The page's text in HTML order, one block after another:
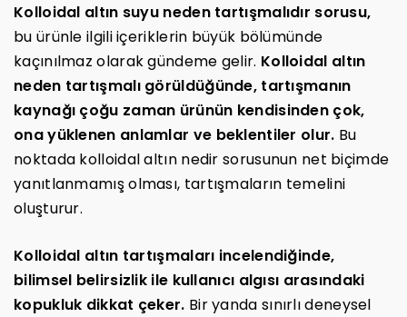
Kolloidal altın suyu neden tartışmalıdır sorusu,
bu ürünle ilgili içeriklerin büyük bölümünde
kaçınılmaz olarak gündeme gelir. Kolloidal altın
neden tartışmalı görüldüğünde, tartışmanın
kaynağı çoğu zaman ürünün kendisinden çok,
ona yüklenen anlamlar ve beklentiler olur. Bu
noktada kolloidal altın nedir sorusunun net biçimde
yanıtlanmamış olması, tartışmaların temelini
oluşturur.
Kolloidal altın tartışmaları incelendiğinde,
bilimsel belirsizlik ile kullanıcı algısı arasındaki
kopukluk dikkat çeker. Bir yanda sınırlı deneysel